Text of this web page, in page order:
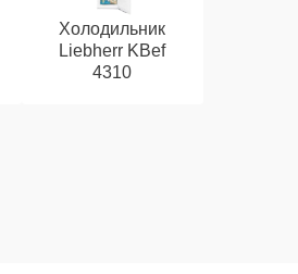
Холодильник
Liebherr KBef
4310